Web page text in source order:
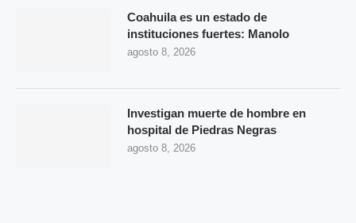
Coahuila es un estado de
instituciones fuertes: Manolo
agosto 8, 2026
Investigan muerte de hombre en
hospital de Piedras Negras
agosto 8, 2026